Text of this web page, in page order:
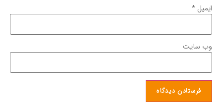
ایمیل*
وب‌ سایت